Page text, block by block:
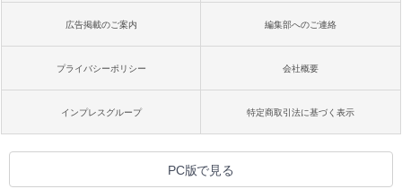
広告掲載のご案内 編集部へのご連絡
プライバシーポリシー 会社概要
インプレスグループ 特定商取引法に基づく表示
PC版で見る